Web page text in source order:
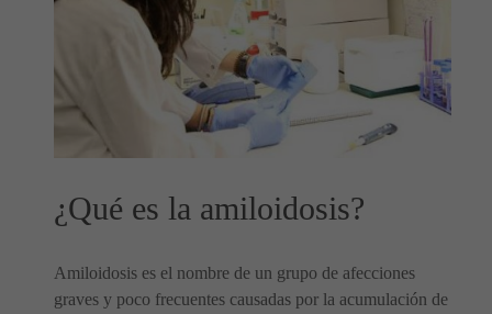
¿Qué es la amiloidosis?
Amiloidosis es el nombre de un grupo de afecciones
graves y poco frecuentes causadas por la acumulación de